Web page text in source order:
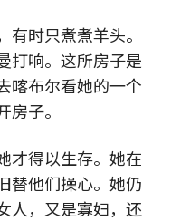
时只煮煮羊头。
打响。这所房子是
喀布尔看她的一个
子。
才得以生存。她在
替他们操心。她仍
人，又是寡妇，还